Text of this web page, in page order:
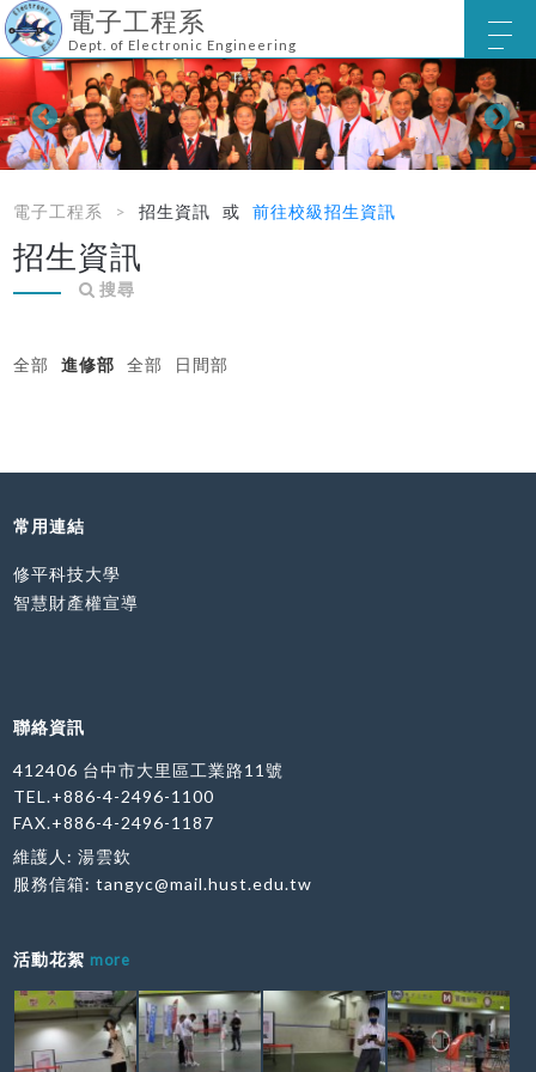
電子工程系
Dept. of Electronic Engineering
電子工程系 招生資訊 或 前往校級招生資訊
招生資訊
搜尋
全部 進修部 全部 日間部
常用連結
修平科技大學
智慧財產權宣導
聯絡資訊
412406 台中市大里區工業路11號
TEL.+886-4-2496-1100
FAX.+886-4-2496-1187
維護人: 湯雲欽
服務信箱:tangyc@mail.hust.edu.tw
活動花絮 more